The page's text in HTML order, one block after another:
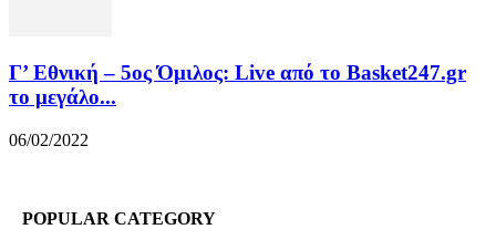
Γ’ Εθνική – 5ος Όμιλος: Live από το Basket247.gr
το μεγάλο...
06/02/2022
POPULAR CATEGORY